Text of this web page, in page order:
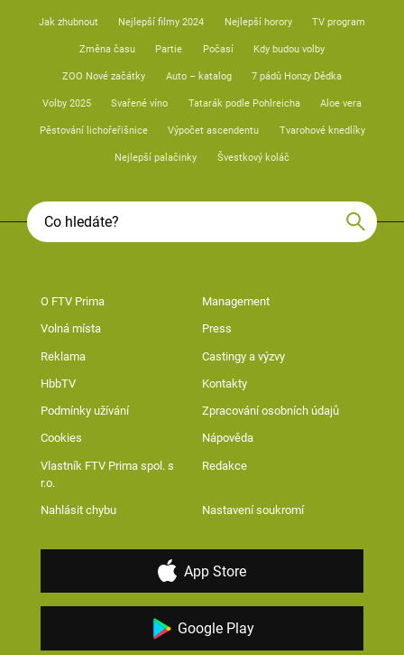
Jak zhubnout Nejlepší filmy 2024 Nejlepší horory TV program
Změna času Partie Počasí Kdy budou volby
ZOO Nové začátky Auto – katalog 7 pádů Honzy Dědka
Volby 2025 Svařené víno Tatarák podle Pohlreicha Aloe vera
Pěstování lichořeřišnice Výpočet ascendentu Tvarohové knedlíky
Nejlepší palačinky Švestkový koláč
O FTV Prima Management
Volná místa Press
Reklama Castingy a výzvy
HbbTV Kontakty
Podmínky užívání Zpracování osobních údajů
Cookies Nápověda
Vlastník FTV Prima spol. s
r.o.
Redakce
Nahlásit chybu Nastavení soukromí
App Store
Google Play